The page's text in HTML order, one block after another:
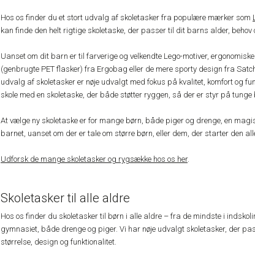
Hos os finder du et stort udvalg af skoletasker fra populære mærker som
kan finde den helt rigtige skoletaske, der passer til dit barns alder, behov
Uanset om dit barn er til farverige og velkendte Lego-motiver,
(genbrugte PET flasker) fra Ergobag eller de mere sporty design fra
udvalg af skoletasker er nøje udvalgt med fokus på kvalitet, komfort og
skole med en skoletaske, der både støtter ryggen, så der er styr på
At vælge ny skoletaske er for mange børn, både piger og drenge, en
barnet, uanset om der er tale om større børn, eller dem, der starter den
Udforsk de mange skoletasker og rygsække hos os her.
Skoletasker til alle aldre
Hos os finder du skoletasker til børn i alle aldre – fra de mindste i
gymnasiet, både drenge og piger. Vi har nøje udvalgt skoletasker, der
størrelse, design og funktionalitet.